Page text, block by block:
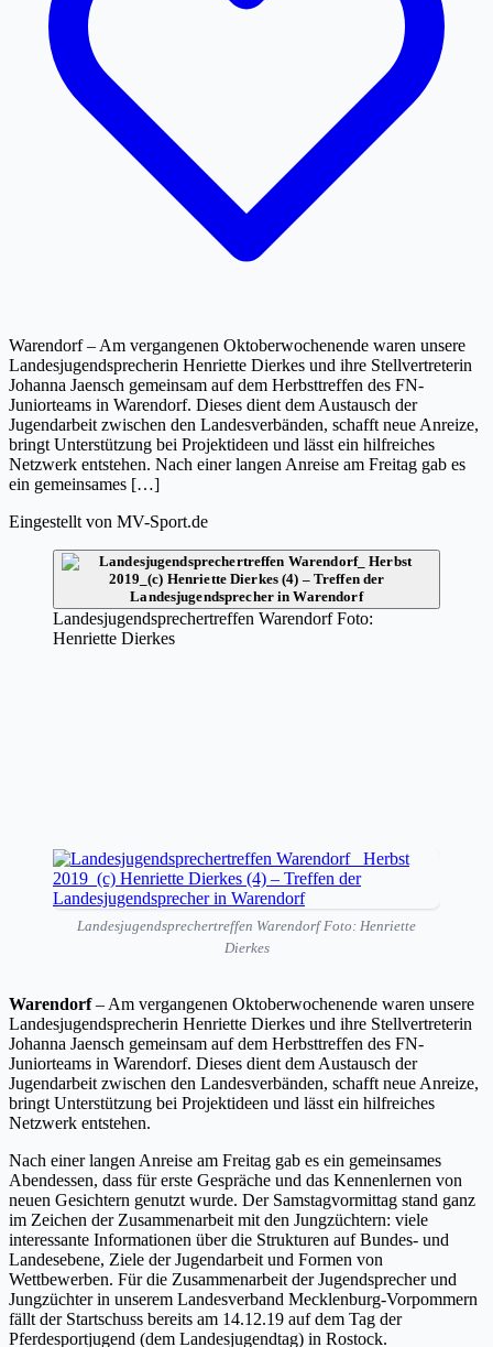
Warendorf – Am vergangenen Oktoberwochenende waren unsere
Landesjugendsprecherin Henriette Dierkes und ihre Stellvertreterin
Johanna Jaensch gemeinsam auf dem Herbsttreffen des FN-
Juniorteams in Warendorf. Dieses dient dem Austausch der
Jugendarbeit zwischen den Landesverbänden, schafft neue Anreize,
bringt Unterstützung bei Projektideen und lässt ein hilfreiches
Netzwerk entstehen. Nach einer langen Anreise am Freitag gab es
ein gemeinsames […]
Eingestellt von MV-Sport.de
Landesjugendsprechertreffen Warendorf Foto:
Henriette Dierkes
Landesjugendsprechertreffen Warendorf Foto: Henriette
Dierkes
Warendorf– Am vergangenen Oktoberwochenende waren unsere
Landesjugendsprecherin Henriette Dierkes und ihre Stellvertreterin
Johanna Jaensch gemeinsam auf dem Herbsttreffen des FN-
Juniorteams in Warendorf. Dieses dient dem Austausch der
Jugendarbeit zwischen den Landesverbänden, schafft neue Anreize,
bringt Unterstützung bei Projektideen und lässt ein hilfreiches
Netzwerk entstehen.
Nach einer langen Anreise am Freitag gab es ein gemeinsames
Abendessen, dass für erste Gespräche und das Kennenlernen von
neuen Gesichtern genutzt wurde. Der Samstagvormittag stand ganz
im Zeichen der Zusammenarbeit mit den Jungzüchtern: viele
interessante Informationen über die Strukturen auf Bundes- und
Landesebene, Ziele der Jugendarbeit und Formen von
Wettbewerben. Für die Zusammenarbeit der Jugendsprecher und
Jungzüchter in unserem Landesverband Mecklenburg-Vorpommern
fällt der Startschuss bereits am 14.12.19 auf dem Tag der
Pferdesportjugend (dem Landesjugendtag) in Rostock.